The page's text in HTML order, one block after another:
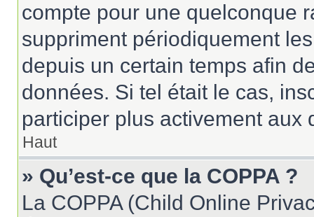
compte pour une quelconque
suppriment périodiquement
depuis un certain temps afin
données. Si tel était le cas,
participer plus activement aux
Haut
» Qu’est-ce que la COPPA ?
La COPPA (Child Online